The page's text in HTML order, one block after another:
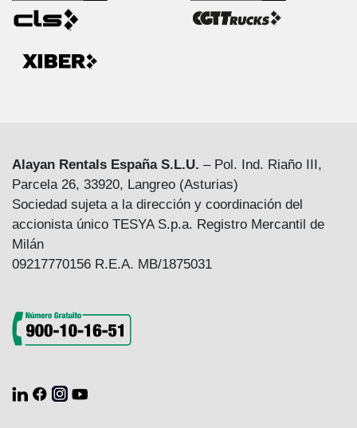
Alayan Rentals España S.L.U. – Pol. Ind. Riaño III,
Parcela 26, 33920, Langreo (Asturias)
Sociedad sujeta a la dirección y coordinación del
accionista único TESYA S.p.a. Registro Mercantil de
Milán
09217770156 R.E.A. MB/1875031